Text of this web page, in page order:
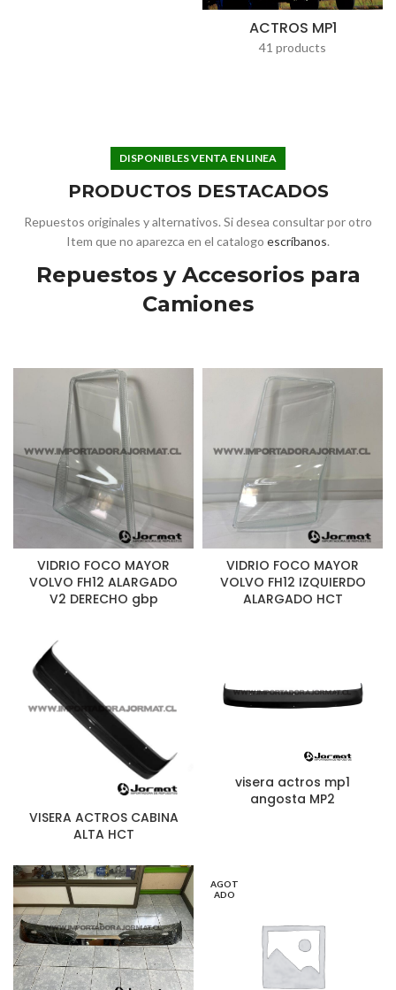
ACTROS MP1
41 products
DISPONIBLES VENTA EN LINEA
PRODUCTOS DESTACADOS
Repuestos originales y alternativos. Si desea consultar por otro
Item que no aparezca en el catalogo escríbanos.
Repuestos y Accesorios para
Camiones
VIDRIO FOCO MAYOR
VOLVO FH12 ALARGADO
V2 DERECHO gbp
VIDRIO FOCO MAYOR
VOLVO FH12 IZQUIERDO
ALARGADO HCT
VISERA ACTROS CABINA
ALTA HCT
visera actros mp1
angosta MP2
AGOT
ADO